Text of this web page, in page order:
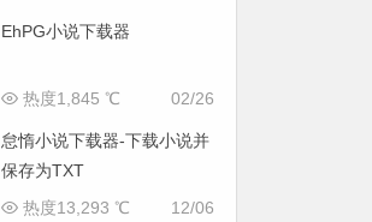
EhPG小说下载器
02/26
热度1,845 ℃
怠惰小说下载器-下载小说并
保存为TXT
12/06
热度13,293 ℃